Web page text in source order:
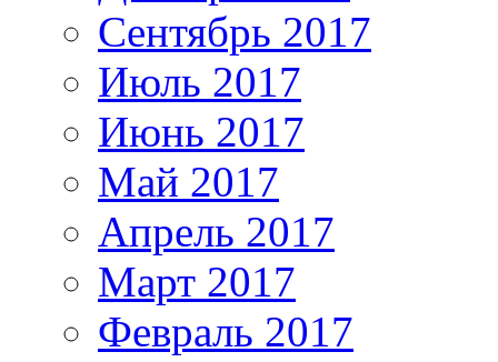
Сентябрь 2017
Июль 2017
Июнь 2017
Май 2017
Апрель 2017
Март 2017
Февраль 2017